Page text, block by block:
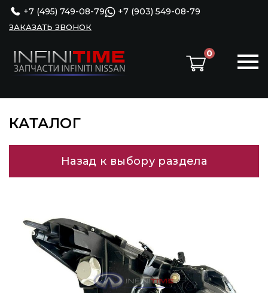
+7 (495) 749-08-79 +7 (903) 549-08-79
ЗАКАЗАТЬ ЗВОНОК
0
КАТАЛОГ
Назад к выбору раздела